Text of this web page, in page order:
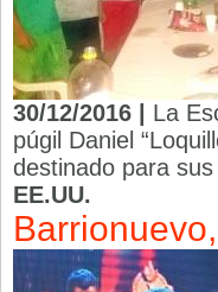
30/12/2016 | La
púgil Daniel
destinado para sus
EE.UU.